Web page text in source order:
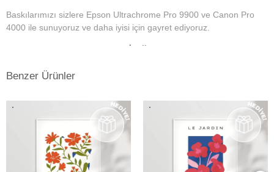
Baskılarımızı sizlere Epson Ultrachrome Pro 9900 ve Canon Pro
4000 ile sunuyoruz ve daha iyisi için gayret ediyoruz.
istenilen baskı sonuçların alınmasında en önemli konu, ekran renk
kalibrasyonunun tam ve doğru bir şekilde yapılmış olmasına
bağlıdır. Bu da profesyonel monitör kullanımını gerektirmektedir.
Kullanmış olduğumuz Eizo monitörlerde düzenli aralıklarla renk
kalibrasyonu yapılmakta ve ekrandaki fotoğraf renkleri baskıda en
doğru şekilde çıkmaktadır. Ayrıca kullandığımız tüm kağıtlarımız için
Benzer Ürünler